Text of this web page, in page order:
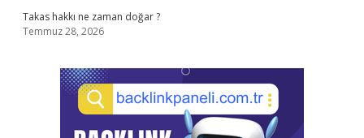
Takas hakkı ne zaman doğar ?
Temmuz 28, 2026